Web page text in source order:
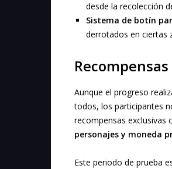
desde la recolección
Sistema de botín
derrotados en ciertas
Aunque el progreso
todos, los participantes
recompensas exclusivas
personajes y moneda
Este periodo de prueba